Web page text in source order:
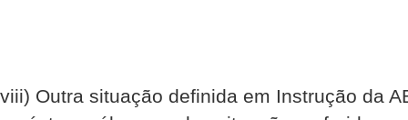
viii) Outra situação definida em Instrução da